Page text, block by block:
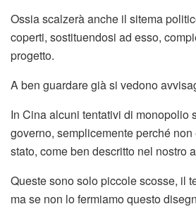
Ossia scalzerà anche il sitema
coperti, sostituendosi ad esso,
progetto.
A ben guardare già si vedono
In Cina alcuni tentativi di monopolio
governo, semplicemente perché
stato, come ben descritto nel nostro
Queste sono solo piccole scosse, il
ma se non lo fermiamo questo